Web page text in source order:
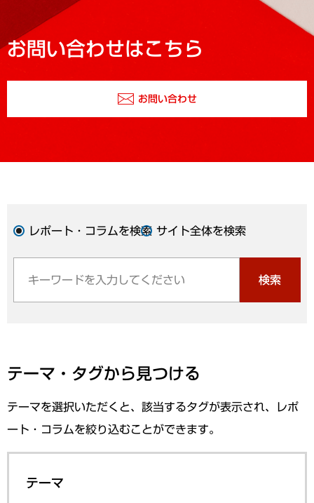
お問い合わせはこちら
お問い合わせ
レポート・コラムを検索 サイト全体を検索
検索
テーマ・タグから見つける
テーマを選択いただくと、該当するタグが表示され、レポ
ート・コラムを絞り込むことができます。
テーマ